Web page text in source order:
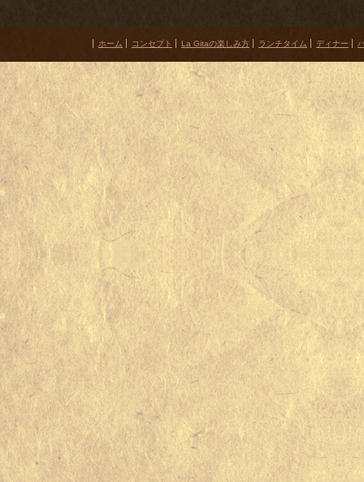
ホーム コンセプト La Gitaの楽しみ方 ランチタイム ディナー